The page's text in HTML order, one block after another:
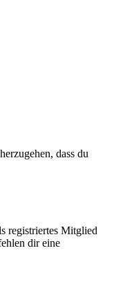
dass du
registriertes Mitglied
dir eine